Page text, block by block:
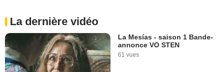
La dernière vidéo
La Mesías - saison 1 Bande-
annonce VO STEN
61 vues